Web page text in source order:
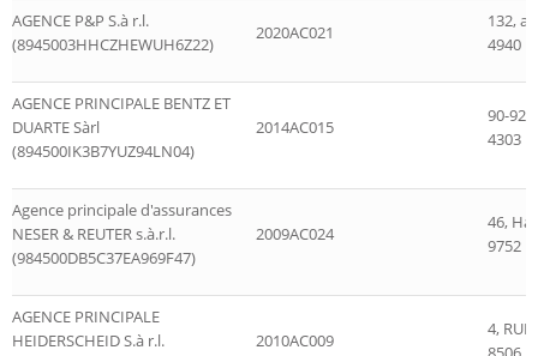
AGENCE P&P S.à r.l.
(8945003HHCZHEWUH6Z22)
2020AC021
132,
4940
AGENCE PRINCIPALE BENTZ ET
DUARTE Sàrl
(894500IK3B7YUZ94LN04)
2014AC015
90-92,
4303
Agence principale d'assurances
NESER & REUTER s.à.r.l.
(984500DB5C37EA969F47)
2009AC024
46,
9752
AGENCE PRINCIPALE
HEIDERSCHEID S.à r.l.
2010AC009
4, RUE